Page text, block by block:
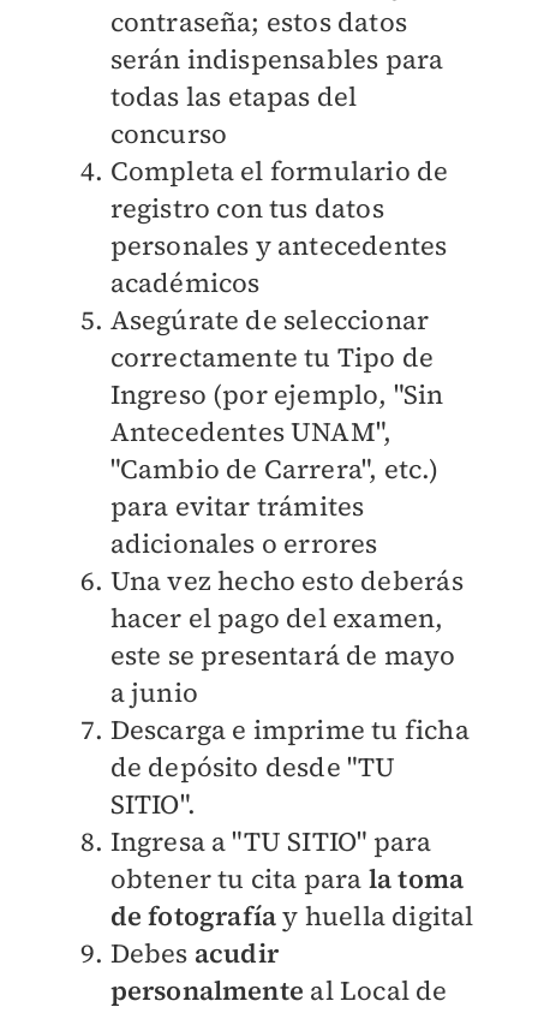
contraseña; estos datos
serán indispensables para
todas las etapas del
concurso
Completa el formulario de
registro con tus datos
personales y antecedentes
académicos
Asegúrate de seleccionar
correctamente tu Tipo de
Ingreso (por ejemplo, "Sin
Antecedentes UNAM",
"Cambio de Carrera", etc.)
para evitar trámites
adicionales o errores
Una vez hecho esto deberás
hacer el pago del examen,
este se presentará de mayo
a junio
Descarga e imprime tu ficha
de depósito desde "TU
SITIO".
Ingresa a "TU SITIO" para
obtener tu cita para la toma
de fotografíay huella digital
Debes acudir
personalmente al Local de